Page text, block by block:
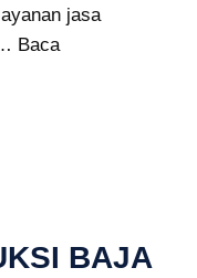
jasa
Baca
BAJA